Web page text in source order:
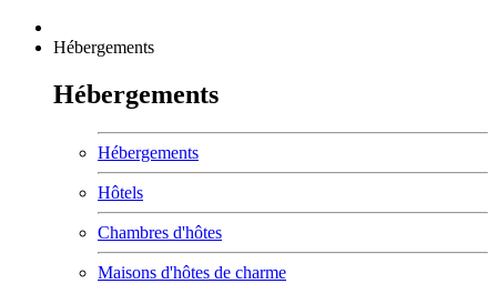
Hébergements
Hébergements
Hébergements
Hôtels
Chambres d'hôtes
Maisons d'hôtes de charme